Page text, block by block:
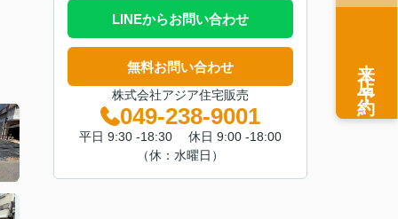
LINEからお問い合わせ
無料お問い合わせ
株式会社アジア住宅販売
049-238-9001
平日 9:30 -18:30 休日 9:00 -18:00
（休：水曜日）
来店予約